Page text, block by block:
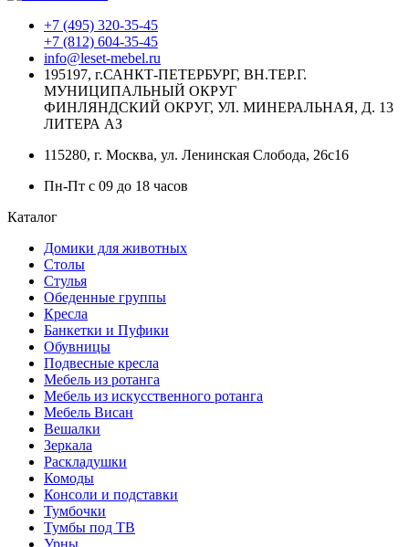
+7 (495) 320-35-45
+7 (812) 604-35-45
info@leset-mebel.ru
195197, г.САНКТ-ПЕТЕРБУРГ, ВН.ТЕР.Г.
МУНИЦИПАЛЬНЫЙ ОКРУГ
ФИНЛЯНДСКИЙ ОКРУГ, УЛ. МИНЕРАЛЬНАЯ, Д. 13
ЛИТЕРА АЗ
115280, г. Москва, ул. Ленинская Слобода, 26с16
Пн-Пт с 09 до 18 часов
Каталог
Домики для животных
Столы
Стулья
Обеденные группы
Кресла
Банкетки и Пуфики
Обувницы
Подвесные кресла
Мебель из ротанга
Мебель из искусственного ротанга
Мебель Висан
Вешалки
Зеркала
Раскладушки
Комоды
Консоли и подставки
Тумбочки
Тумбы под ТВ
Урны